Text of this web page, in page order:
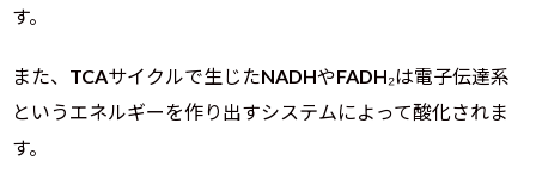
す。
また、TCAサイクルで生じたNADHやFADH₂は電子伝達系
というエネルギーを作り出すシステムによって酸化されま
す。